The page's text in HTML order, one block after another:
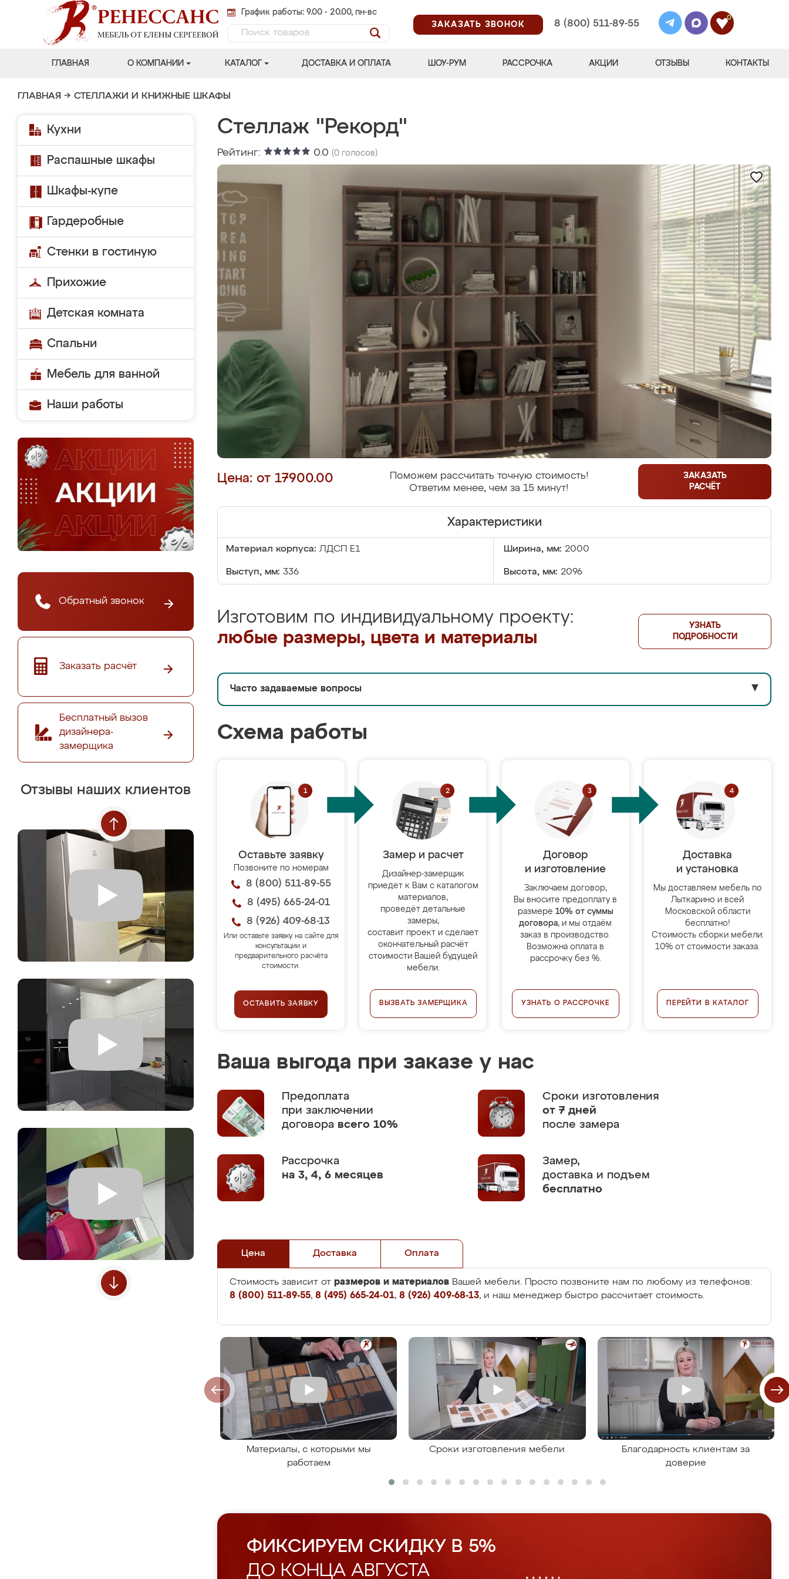
График работы: 9.00 - 20.00, пн-вс
ЗАКАЗАТЬ ЗВОНОК
8 (800) 511-89-55
0
ГЛАВНАЯ О КОМПАНИИ КАТАЛОГ ДОСТАВКА И ОПЛАТА ШОУ-РУМ РАССРОЧКА АКЦИИ ОТЗЫВЫ КОНТАКТЫ
ГЛАВНАЯ → СТЕЛЛАЖИ И КНИЖНЫЕ ШКАФЫ
Кухни
Распашные шкафы
Шкафы-купе
Гардеробные
Стенки в гостиную
Прихожие
Детская комната
Спальни
Мебель для ванной
Наши работы
Обратный звонок
Заказать расчёт
Бесплатный вызов
дизайнера-
замерщика
Отзывы наших клиентов
Стеллаж "Рекорд"
Рейтинг: 0.0 (0 голосов)
Цена: от 17900.00
Поможем рассчитать точную стоимость!
Ответим менее, чем за 15 минут!
ЗАКАЗАТЬ
РАСЧЁТ
Характеристики
Материал корпуса: ЛДСП Е1 Ширина, мм: 2000
Выступ, мм: 336 Высота, мм: 2096
Изготовим по индивидуальному проекту:
любые размеры, цвета и материалы
УЗНАТЬ
ПОДРОБНОСТИ
Часто задаваемые вопросы ▼
Схема работы
Оставьте заявку
Позвоните по номерам
8 (800) 511-89-55
8 (495) 665-24-01
8 (926) 409-68-13
Или оставьте заявку на сайте для
консультации и
предварительного расчёта
стоимости.
ОСТАВИТЬ ЗАЯВКУ
Замер и расчет
Дизайнер-замерщик
приедет к Вам с каталогом
материалов,
проведёт детальные
замеры,
составит проект и сделает
окончательный расчёт
стоимости Вашей будущей
мебели.
ВЫЗВАТЬ ЗАМЕРЩИКА
Договор
и изготовление
Заключаем договор,
Вы вносите предоплату в
размере 10% от суммы
договора, и мы отдаём
заказ в производство.
Возможна оплата в
рассрочку без %.
УЗНАТЬ О РАССРОЧКЕ
Доставка
и установка
Мы доставляем мебель по
Лыткарино и всей
Московской области
бесплатно!
Стоимость сборки мебели:
10% от стоимости заказа.
ПЕРЕЙТИ В КАТАЛОГ
Ваша выгода при заказе у нас
Предоплата
при заключении
договора всего 10%
Сроки изготовления
от 7 дней
после замера
Рассрочка
на 3, 4, 6 месяцев
Замер,
доставка и подъем
бесплатно
Цена Доставка Оплата
Стоимость зависит от размеров и материалов Вашей мебели. Просто позвоните нам по любому из телефонов:
8 (800) 511-89-55, 8 (495) 665-24-01, 8 (926) 409-68-13, и наш менеджер быстро рассчитает стоимость.
Материалы, с которыми мы
работаем
Сроки изготовления мебели
Благодарность клиентам за
доверие
ФИКСИРУЕМ СКИДКУ В 5%
ДО КОНЦА АВГУСТА